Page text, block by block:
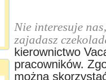
Nie interesuje
zajadasz
kierownictwo
pracowników.
można